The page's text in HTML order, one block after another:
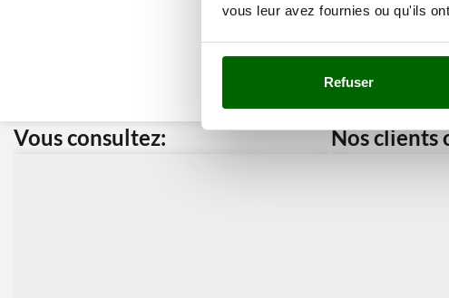
vous leur avez fournies ou qu'ils
Refuser
Vous consultez: Nos clients